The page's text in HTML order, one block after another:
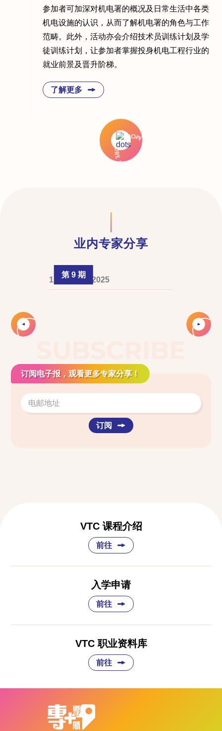
参加者可加深对机电署的概况及日常生活中各类
机电设施的认识，从而了解机电署的角色与工作
范畴。此外，活动亦会介绍技术员训练计划及学
徒训练计划，让参加者掌握投身机电工程行业的
就业前景及晋升阶梯。
了解更多
业内专家分享
第 9 期
1 February 2025
Slide 2 of 4.
订阅电子报，观看更多专家分享！
订阅
VTC 课程介绍
前往
入学申请
前往
VTC 职业资料库
前往